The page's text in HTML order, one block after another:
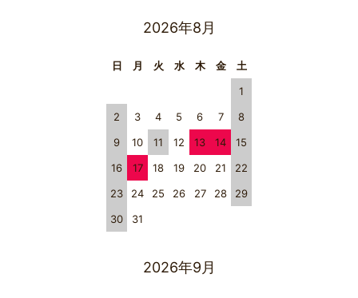
2026年8月
日 月 火 水 木 金
土
1
2
3 4 5 6 7
8
9
10 11 12 13 14
15
16
17 18 19 20 21
22
23
24 25 26 27 28
29
30
31
2026年9月